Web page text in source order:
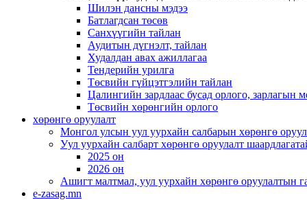
Шилэн дансны мэдээ
Батлагдсан төсөв
Санхүүгийн тайлан
Аудитын дүгнэлт, тайлан
Худалдан авах ажиллагаа
Тендерийн урилга
Төсвийн гүйцэтгэлийн тайлан
Цалингийн зардлаас бусад орлого, зарлагын
Төсвийн хөрөнгийн орлого
хөрөнгө оруулалт
Монгол улсын уул уурхайн салбарын хөрөнгө
Уул уурхайн салбарт хөрөнгө оруулалт
2025 он
2026 он
Ашигт малтмал, уул уурхайн хөрөнгө оруулалтын
e-zasag.mn